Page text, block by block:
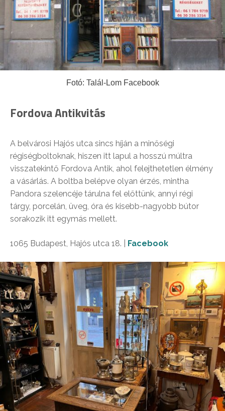
Fotó: Talál-Lom Facebook
Fordova Antikvitás
A belvárosi Hajós utca sincs híján a minőségi
régiségboltoknak, hiszen itt lapul a hosszú múltra
visszatekintő Fordova Antik, ahol felejthetetlen élmény
a vásárlás. A boltba belépve olyan érzés, mintha
Pandora szelencéje tárulna fel előttünk, annyi régi
tárgy, porcelán, üveg, óra és kisebb-nagyobb bútor
sorakozik itt egymás mellett.
1065 Budapest, Hajós utca 18. | Facebook